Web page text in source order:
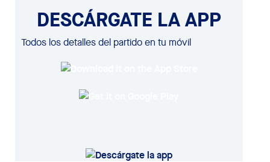
DESCÁRGATE LA APP
Todos los detalles del partido en tu móvil